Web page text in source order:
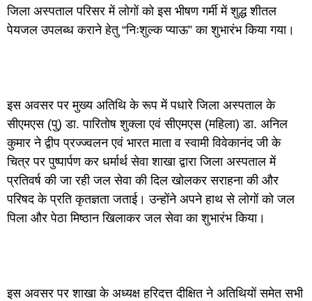
जिला अस्पताल परिसर में लोगों को इस भीषण गर्मी में शुद्ध शीतल
पेयजल उपलब्ध कराने हेतु “निःशुल्क प्याऊ” का शुभारंभ किया गया।
इस अवसर पर मुख्य अतिथि के रूप में पधारे जिला अस्पताल के
सीएमएस (पु) डा. पारितोष शुक्ला एवं सीएमएस (महिला) डा. अनिल
कुमार ने द्वीप प्रज्ज्वलन एवं भारत माता व स्वामी विवेकानंद जी के
चित्र पर पुष्पार्पण कर धर्मार्थ सेवा शाखा द्वारा जिला अस्पताल में
प्रतिवर्ष की जा रही जल सेवा की दिल खोलकर सराहना की और
परिषद के प्रति कृतज्ञता जताई। उन्होंने अपने हाथ से लोगों को जल
पिला और पेठा मिष्ठान खिलाकर जल सेवा का शुभारंभ किया।
इस अवसर पर शाखा के अध्यक्ष हरिदत्त दीक्षित ने अतिथियों समेत सभी